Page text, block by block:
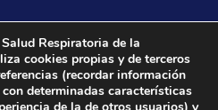
Respiratoria de la
cookies propias y de terceros
(recordar información
determinadas características